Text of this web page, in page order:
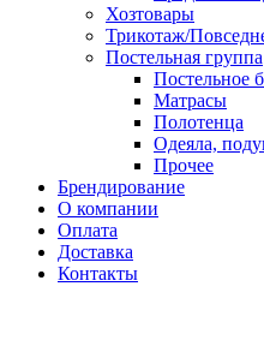
Хозтовары
Трикотаж/
Постельная группа
Постельное
Матрасы
Полотенца
Одеяла,
Прочее
Брендирование
О компании
Оплата
Доставка
Контакты